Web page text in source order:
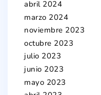
abril 2024
marzo 2024
noviembre 2023
octubre 2023
julio 2023
junio 2023
mayo 2023